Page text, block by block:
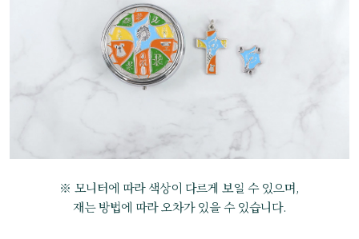
※ 모니터에 따라 색상이 다르게 보일 수 있으며,
재는 방법에 따라 오차가 있을 수 있습니다.